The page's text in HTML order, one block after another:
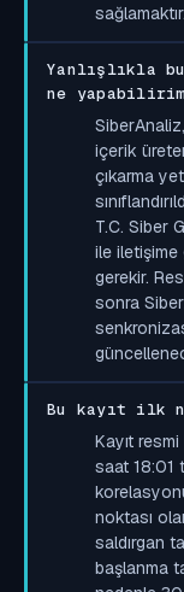
sağlamaktır.
Yanlışlıkla
ne
içerik
çıkarma
T.C. Siber
ile
gerekir.
sonra
Bu kayıt ilk
Kayıt
saat 18:01
noktası
saldırgan
başlanma